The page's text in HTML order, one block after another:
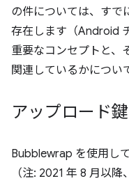
の件については、すで
存在します（Android
重要なコンセプトと、
関連しているかについ
アップロード
Bubblewrap を使用し
（注: 2021 年 8 月以降、